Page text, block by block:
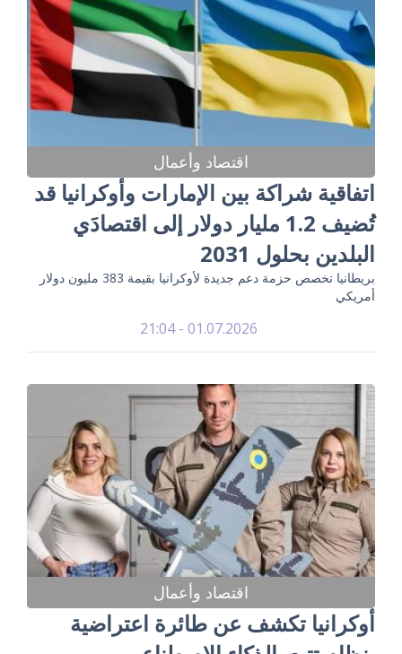
اقتصاد وأعمال
اتفاقية شراكة بين الإمارات وأوكرانيا قد
تُضيف 1.2 مليار دولار إلى اقتصادَي
البلدين بحلول 2031
بريطانيا تخصص حزمة دعم جديدة لأوكرانيا بقيمة 383 مليون دولار
أمريكي
01.07.2026 - 21:04
اقتصاد وأعمال
أوكرانيا تكشف عن طائرة اعتراضية